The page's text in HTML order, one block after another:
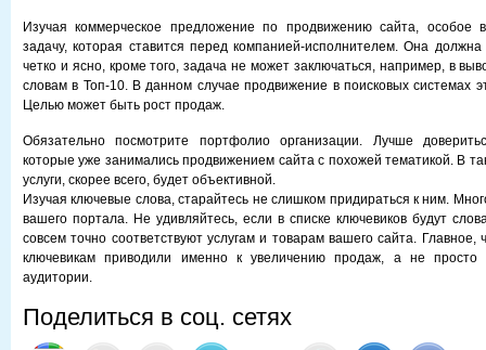
Изучая коммерческое предложение по продвижению сайта, особое
задачу, которая ставится перед компанией-исполнителем. Она
четко и ясно, кроме того, задача не может заключаться, например, в
словам в Топ-10. В данном случае продвижение в поисковых системах
Целью может быть рост продаж.
Обязательно посмотрите портфолио организации. Лучше
которые уже занимались продвижением сайта с похожей тематикой. В
услуги, скорее всего, будет объективной.
Изучая ключевые слова, старайтесь не слишком придираться к ним.
вашего портала. Не удивляйтесь, если в списке ключевиков будут
совсем точно соответствуют услугам и товарам вашего сайта.
ключевикам приводили именно к увеличению продаж, а не просто
аудитории.
Поделиться в соц. сетях